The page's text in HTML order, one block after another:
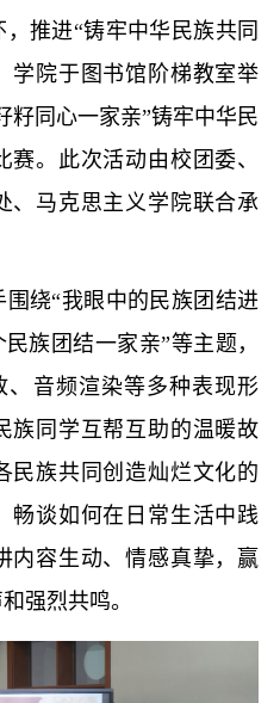
推进“铸牢中华民族共同
学院于图书馆阶梯教室举
籽同心一家亲”铸牢中华民
。此次活动由校团委、
、马克思主义学院联合承
绕“我眼中的民族团结进
族团结一家亲”等主题，
、音频渲染等多种表现形
族同学互帮互助的温暖故
民族共同创造灿烂文化的
畅谈如何在日常生活中践
内容生动、情感真挚，赢
强烈共鸣。